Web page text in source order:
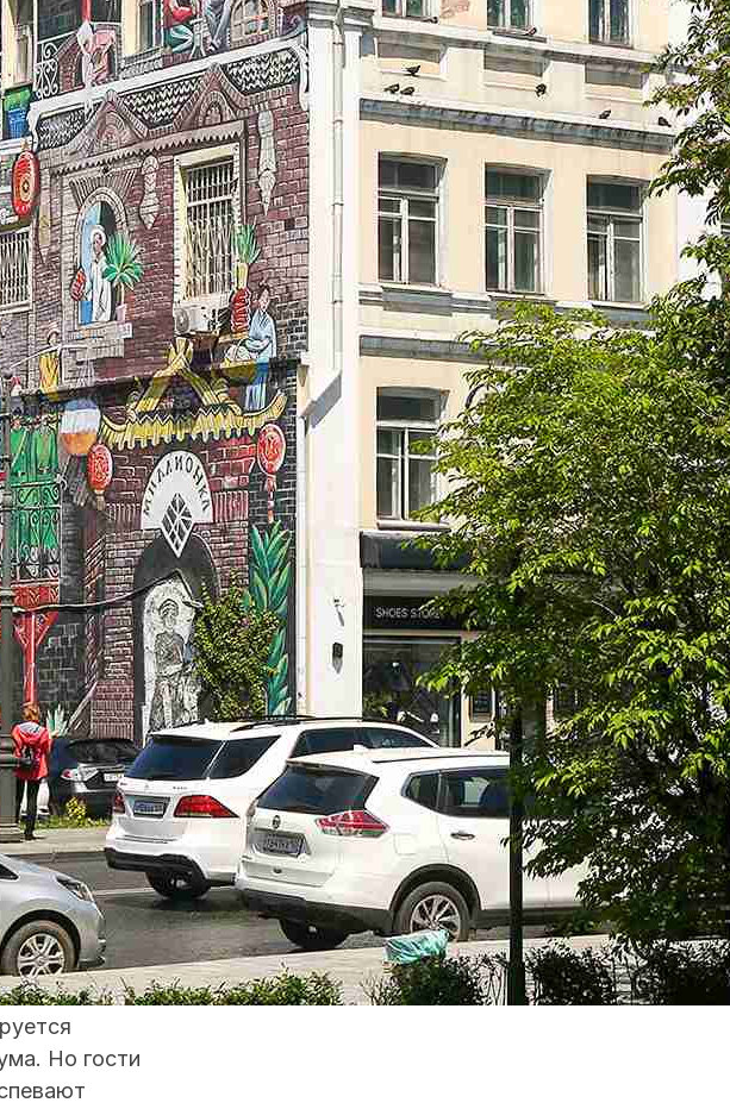
Но гости